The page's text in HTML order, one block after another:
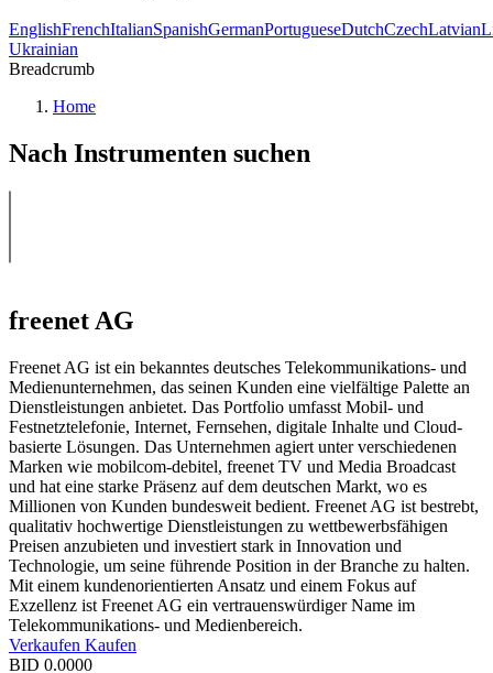
EnglishFrenchItalianSpanishGermanPortugueseDutchCzechLatvian
Ukrainian
Breadcrumb
Home
Nach Instrumenten suchen
freenet AG
Freenet AG ist ein bekanntes deutsches Telekommunikations- und
Medienunternehmen, das seinen Kunden eine vielfältige Palette an
Dienstleistungen anbietet. Das Portfolio umfasst Mobil- und
Festnetztelefonie, Internet, Fernsehen, digitale Inhalte und Cloud-
basierte Lösungen. Das Unternehmen agiert unter verschiedenen
Marken wie mobilcom-debitel, freenet TV und Media Broadcast
und hat eine starke Präsenz auf dem deutschen Markt, wo es
Millionen von Kunden bundesweit bedient. Freenet AG ist bestrebt,
qualitativ hochwertige Dienstleistungen zu wettbewerbsfähigen
Preisen anzubieten und investiert stark in Innovation und
Technologie, um seine führende Position in der Branche zu halten.
Mit einem kundenorientierten Ansatz und einem Fokus auf
Exzellenz ist Freenet AG ein vertrauenswürdiger Name im
Telekommunikations- und Medienbereich.
Verkaufen Kaufen
BID 0.0000